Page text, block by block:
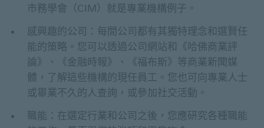
市務學會（CIM）就是專業機構例子。
感興趣的公司：每間公司都有其獨特理念和選賢任
能的策略。您可以透過公司網站和《哈佛商業評
論》、《金融時報》、《福布斯》等商業新聞媒
體，了解這些機構的現任員工。您也可向專業人士
或畢業不久的人查詢，或參加社交活動。
職能：在選定行業和公司之後，您應研究各種職能